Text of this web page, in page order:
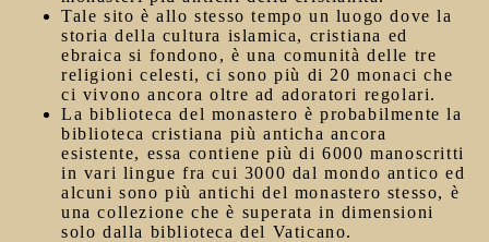
Tale sito è allo stesso tempo un luogo dove la
storia della cultura islamica, cristiana ed
ebraica si fondono, è una comunità delle tre
religioni celesti, ci sono più di 20 monaci che
ci vivono ancora oltre ad adoratori regolari.
La biblioteca del monastero è probabilmente la
biblioteca cristiana più anticha ancora
esistente, essa contiene più di 6000 manoscritti
in vari lingue fra cui 3000 dal mondo antico ed
alcuni sono più antichi del monastero stesso, è
una collezione che è superata in dimensioni
solo dalla biblioteca del Vaticano.